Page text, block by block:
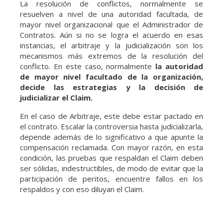
La resolución de conflictos, normalmente se
resuelven a nivel de una autoridad facultada, de
mayor nivel organizacional que el Administrador de
Contratos. Aún si no se logra el acuerdo en esas
instancias, el arbitraje y la judicialización son los
mecanismos más extremos de la resolución del
conflicto. En este caso, normalmente la autoridad
de mayor nivel facultado de la organización,
decide las estrategias y la decisión de
judicializar el Claim.
En el caso de Arbitraje, este debe estar pactado en
el contrato. Escalar la controversia hasta judicializarla,
depende además de lo significativo a que apunte la
compensación reclamada. Con mayor razón, en esta
condición, las pruebas que respaldan el Claim deben
ser sólidas, indestructibles, de modo de evitar que la
participación de peritos, encuentre fallos en los
respaldos y con eso diluyan el Claim.